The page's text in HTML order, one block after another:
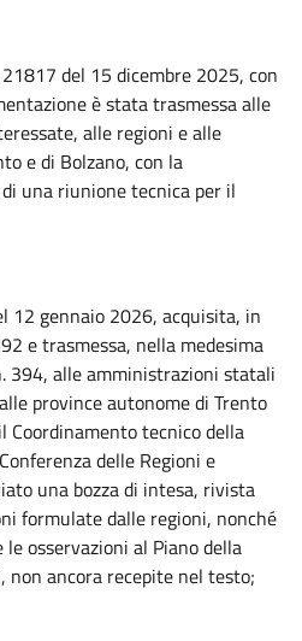
del 15 dicembre 2025, con
è stata trasmessa alle
alle regioni e alle
e di Bolzano, con la
una riunione tecnica per il
12 gennaio 2026, acquisita, in
e trasmessa, nella medesima
394, alle amministrazioni statali
province autonome di Trento
Coordinamento tecnico della
delle Regioni e
una bozza di intesa, rivista
formulate dalle regioni, nonché
osservazioni al Piano della
ancora recepite nel testo;